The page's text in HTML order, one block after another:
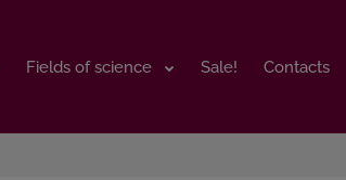
Fields of science Sale! Contacts
Fields of science Sale! Contacts